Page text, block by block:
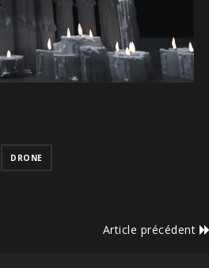
DRONE
Article précédent